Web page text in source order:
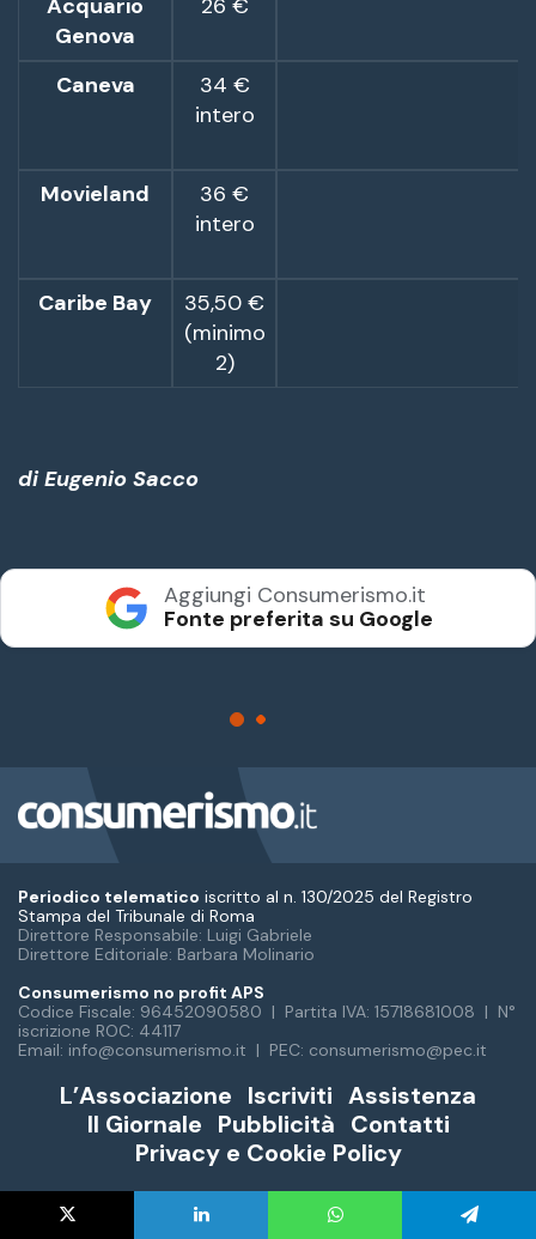
Periodico telematico iscritto al n. 130/2025 del Registro
Stampa del Tribunale di Roma
Direttore Responsabile: Luigi Gabriele
Direttore Editoriale: Barbara Molinario
Consumerismo no profit APS
Codice Fiscale: 96452090580 | Partita IVA: 15718681008 | N°
iscrizione ROC: 44117
Email: info@consumerismo.it | PEC: consumerismo@pec.it
L’Associazione Iscriviti Assistenza
Il Giornale Pubblicità Contatti
Privacy e Cookie Policy
Facebook
LinkedIn
YouInstagram